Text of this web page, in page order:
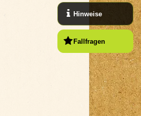
Hinweise
Fallfragen